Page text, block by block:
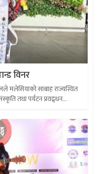
विनर
मलेसियाको साबाह राज्यस्थित
तथा पर्यटन प्रवद्र्धन...